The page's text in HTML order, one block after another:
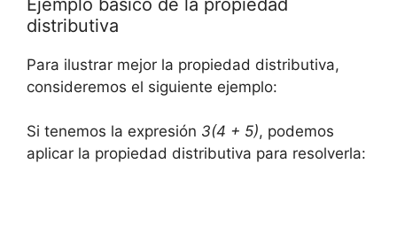
distributiva
Para ilustrar mejor la propiedad⁢ distributiva,
consideremos ⁢el ⁣siguiente ejemplo:
Si tenemos la⁢ expresión 3(4 + ⁣5),​ podemos
aplicar la propiedad distributiva​ para resolverla: